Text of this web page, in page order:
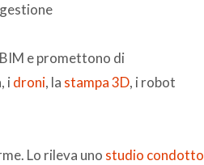
e promettono di
i droni, la stampa 3D, i robot
Lo rileva uno studio condotto